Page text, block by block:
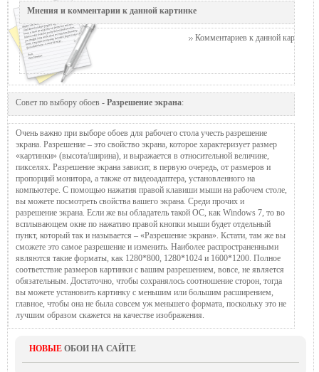
Мнения и комментарии к данной картинке
Комментариев к данной картинке
Совет по выбору обоев - Разрешение экрана:
Очень важно при выборе обоев для рабочего стола учесть разрешение
экрана. Разрешение – это свойство экрана, которое характеризует размер
«картинки» (высота/ширина), и выражается в относительной величине,
пикселях. Разрешение экрана зависит, в первую очередь, от размеров и
пропорций монитора, а также от видеоадаптера, установленного на
компьютере. С помощью нажатия правой клавиши мыши на рабочем столе,
вы можете посмотреть свойства вашего экрана. Среди прочих и
разрешение экрана. Если же вы обладатель такой ОС, как Windows 7, то во
всплывающем окне по нажатию правой кнопки мыши будет отдельный
пункт, который так и называется – «Разрешение экрана». Кстати, там же вы
сможете это самое разрешение и изменить. Наиболее распространенными
являются такие форматы, как 1280*800, 1280*1024 и 1600*1200. Полное
соответствие размеров картинки с вашим разрешением, вовсе, не является
обязательным. Достаточно, чтобы сохранялось соотношение сторон, тогда
вы можете установить картинку с меньшим или большим расширением,
главное, чтобы она не была совсем уж меньшего формата, поскольку это не
лучшим образом скажется на качестве изображения.
НОВЫЕ ОБОИ НА САЙТЕ